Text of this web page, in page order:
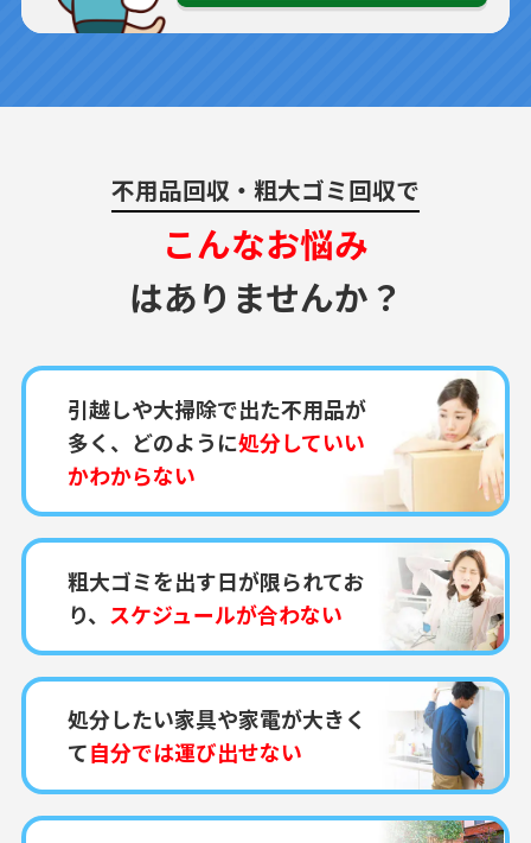
不用品回収・粗大ゴミ回収で
こんなお悩み
はありませんか？
引越しや大掃除で出た不用品が
多く、どのように処分していい
かわからない
粗大ゴミを出す日が限られてお
り、 スケジュールが合わない
処分したい家具や家電が大きく
て自分では運び出せない